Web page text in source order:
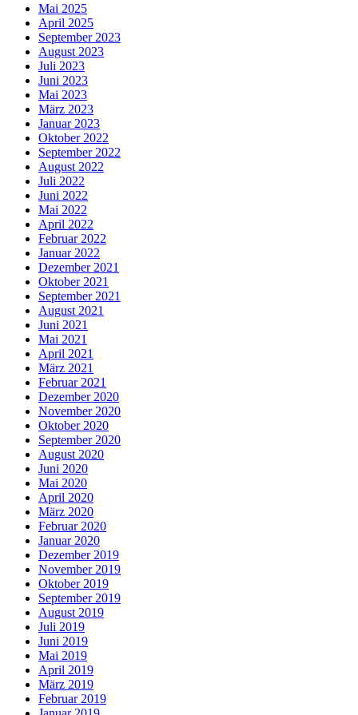
Mai 2025
April 2025
September 2023
August 2023
Juli 2023
Juni 2023
Mai 2023
März 2023
Januar 2023
Oktober 2022
September 2022
August 2022
Juli 2022
Juni 2022
Mai 2022
April 2022
Februar 2022
Januar 2022
Dezember 2021
Oktober 2021
September 2021
August 2021
Juni 2021
Mai 2021
April 2021
März 2021
Februar 2021
Dezember 2020
November 2020
Oktober 2020
September 2020
August 2020
Juni 2020
Mai 2020
April 2020
März 2020
Februar 2020
Januar 2020
Dezember 2019
November 2019
Oktober 2019
September 2019
August 2019
Juli 2019
Juni 2019
Mai 2019
April 2019
März 2019
Februar 2019